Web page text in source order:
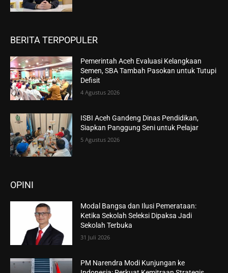
BERITA TERPOPULER
Pemerintah Aceh Evaluasi Kelangkaan
Semen, SBA Tambah Pasokan untuk Tutupi
Defisit
4 Agustus 2026
ISBI Aceh Gandeng Dinas Pendidikan,
Siapkan Panggung Seni untuk Pelajar
5 Agustus 2026
OPINI
Modal Bangsa dan Ilusi Pemerataan:
Ketika Sekolah Seleksi Dipaksa Jadi
Sekolah Terbuka
31 Juli 2026
PM Narendra Modi Kunjungan ke